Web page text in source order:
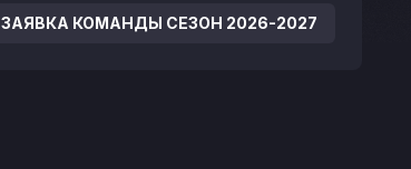
ЗАЯВКА КОМАНДЫ СЕЗОН 2026-2027